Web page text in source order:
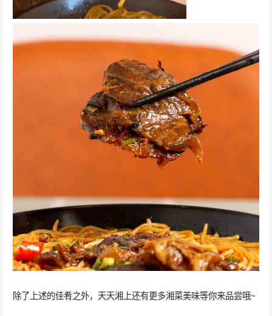
除了上述的佳肴之外，天天湘上还有更多湘菜美味等你来品尝哦~